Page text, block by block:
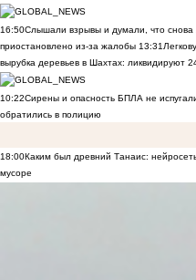
16:50Слышали взрывы и думали, что снова
приостановлено из-за жалобы 13:31
вырубка деревьев в Шахтах: ликвидируют
10:22Сирены и опасность БПЛА не
обратились в полицию
18:00Каким был древний Танаис:
мусоре